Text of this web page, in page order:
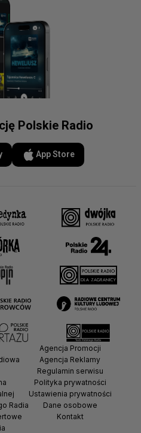
Polskie Radio
App Store
Radia
Agencja Promocji
Agencja Reklamy
Regulamin serwisu
Polityka prywatności
Ustawienia prywatności
Dane osobowe
Kontakt